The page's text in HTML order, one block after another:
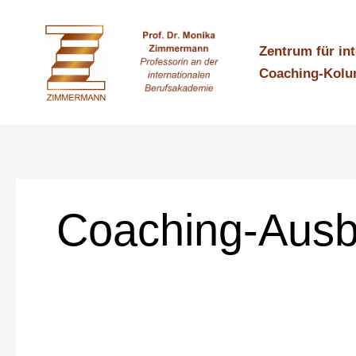
Zentrum für
Coaching-
Coaching-